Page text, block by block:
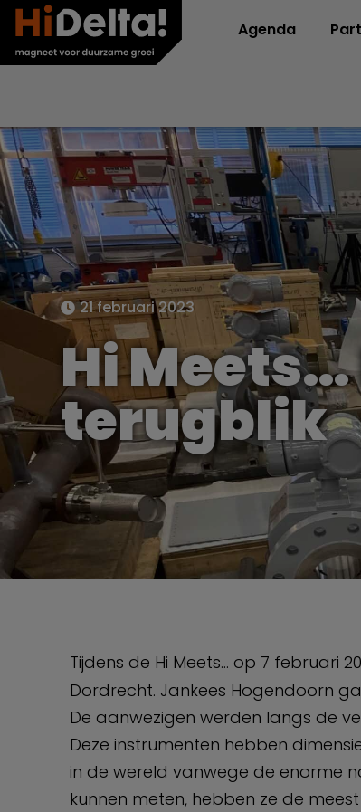
Agenda
21 februari 2023
Hi Meets…
terugblik
Tijdens de Hi Meets… op 7 februari
Dordrecht. Jankees Hogendoorn
De aanwezigen werden langs de
Deze instrumenten hebben
in de wereld vanwege de enorme
kunnen meten, hebben ze de